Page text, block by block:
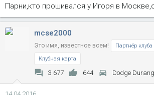
Парни,кто прошивался у Игоря в
mcse2000
Это имя, известное всем! Партнёр клуба
Клубная карта
3 677 644 Dodge